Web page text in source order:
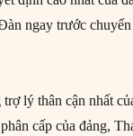
ngay trước chuyến
lý thân cận nhất
cấp của đảng,